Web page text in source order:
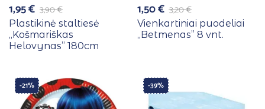
3,90€
1,95€
Plastikinė staltiesė
,,Košmariškas
Helovynas” 180cm
3,20€
1,50€
Vienkartiniai puodeliai
,,Betmenas” 8 vnt.
-21% -39%